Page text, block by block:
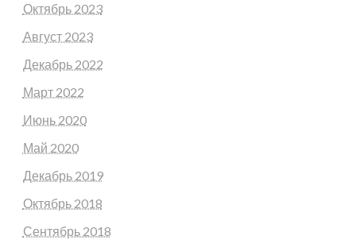
Октябрь 2023
Август 2023
Декабрь 2022
Март 2022
Июнь 2020
Май 2020
Декабрь 2019
Октябрь 2018
Сентябрь 2018